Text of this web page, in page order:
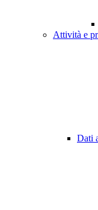
Attività e
Dati